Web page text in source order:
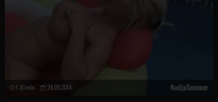
1:30 min. 24.09.2014 NadjaSummer